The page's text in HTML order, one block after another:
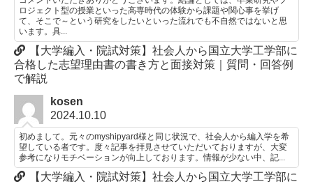
ロジェクト型の授業といった高専時代の体験から課題や関心事を挙げ
て、そこで～という研究をしたいといった流れでも不自然ではないと思
います。具...
【大学編入・院試対策】社会人から国立大学工学部に
合格した志望理由書の書き方と面接対策｜質問・回答例
で解説
kosen
2024.10.10
初めまして。元々のmyshipyard様と同じ状況で、社会人から編入学を希
望している者です。度々記事を拝見させていただいておりますが、大変
参考になりモチベーションが向上しております。情報が少ない中、記...
【大学編入・院試対策】社会人から国立大学工学部に